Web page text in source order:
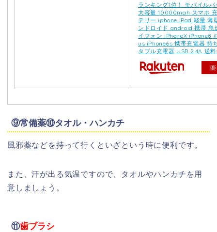
ランキング1位！ モバイル
大容量 10000mah スマホ
テリー iphone iPad 軽量 薄
ンドロイド android 携帯 急
イフォン iPhoneX iPhone8
us iPhone6s 携帯充電器 持
タブル充電器 USB 2.4A 送
⑨常備薬⑩タオル・ハンカチ
風邪薬などを持って行くといざという時に便利です。
また、汗が出る気温ですので、タオルやハンカチを用
意しましょう。
⑪歯ブラシ